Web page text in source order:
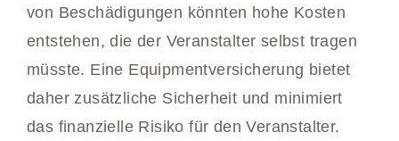
von Beschädigungen könnten hohe Kosten
entstehen, die der Veranstalter selbst tragen
müsste. Eine Equipmentversicherung bietet
daher zusätzliche Sicherheit und minimiert
das finanzielle Risiko für den Veranstalter.